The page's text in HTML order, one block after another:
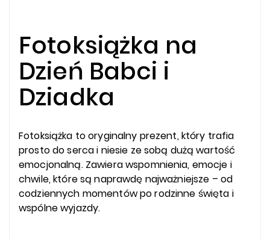
Fotoksiążka na
Dzień Babci i
Dziadka
Fotoksiążka to oryginalny prezent, który trafia
prosto do serca i niesie ze sobą dużą wartość
emocjonalną. Zawiera wspomnienia, emocje i
chwile, które są naprawdę najważniejsze – od
codziennych momentów po rodzinne święta i
wspólne wyjazdy.